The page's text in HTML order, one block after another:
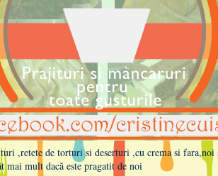
,retete de torturi si deserturi ,cu crema si
mai mult dacă este pragatit de noi